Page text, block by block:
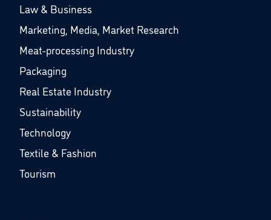
Law & Business
Marketing, Media, Market Research
Meat-processing Industry
Packaging
Real Estate Industry
Sustainability
Technology
Textile & Fashion
Tourism